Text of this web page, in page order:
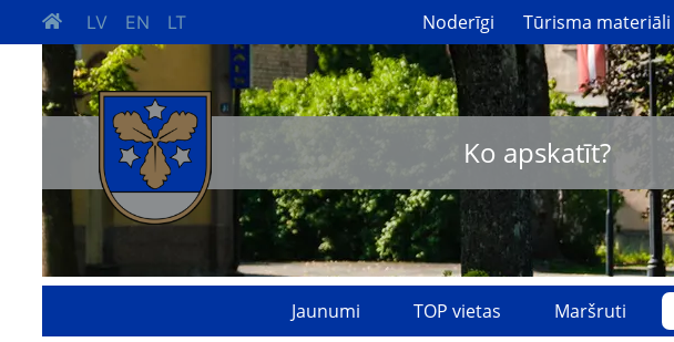
LV EN LT Noderīgi Tūrisma materiāli
Ko apskatīt?
Jaunumi TOP vietas Maršruti